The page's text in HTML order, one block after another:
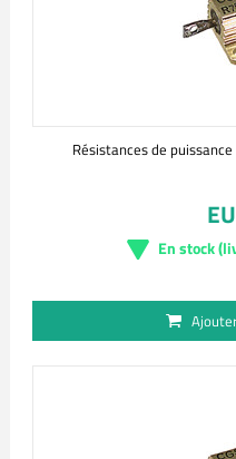
Résistances de
En stock